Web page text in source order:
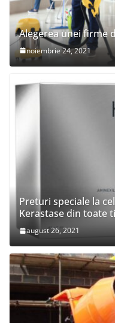
Alegerea unei firme
noiembrie 24, 2021
Preturi speciale la
Kerastase din toate
august 26, 2021